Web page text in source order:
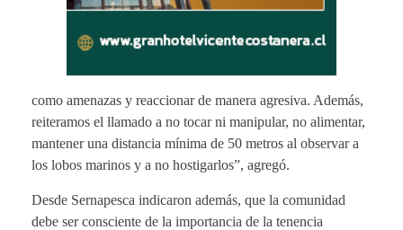
como amenazas y reaccionar de manera agresiva. Además,
reiteramos el llamado a no tocar ni manipular, no alimentar,
mantener una distancia mínima de 50 metros al observar a
los lobos marinos y a no hostigarlos”, agregó.
Desde Sernapesca indicaron además, que la comunidad
debe ser consciente de la importancia de la tenencia